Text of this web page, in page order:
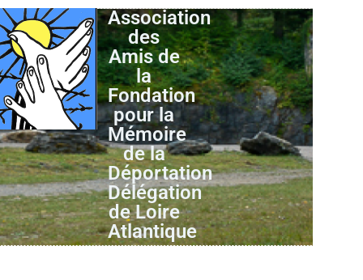
Association
des
Amis de
la
Fondation
pour la
Mémoire
de la
Déportation
Délégation
de Loire
Atlantique